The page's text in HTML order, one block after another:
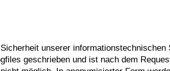
unserer
geschrieben und ist nach dem